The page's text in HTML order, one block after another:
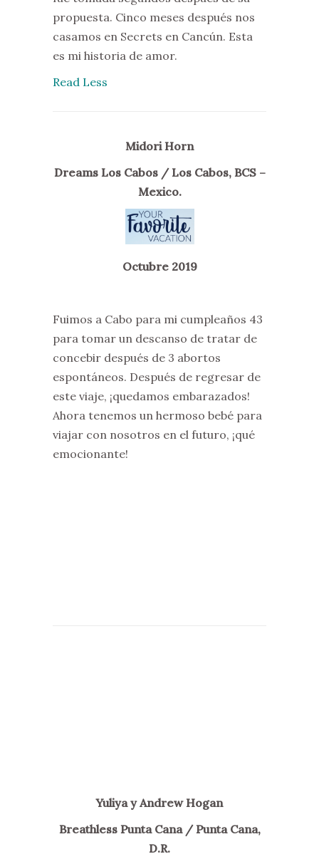
propuesta. Cinco meses después nos
casamos en Secrets en Cancún. Esta
es mi historia de amor.
Read Less
Midori Horn
Dreams Los Cabos / Los Cabos, BCS –
Mexico.
Octubre 2019
Fuimos a Cabo para mi cumpleaños 43
para tomar un descanso de tratar de
concebir después de 3 abortos
espontáneos. Después de regresar de
este viaje, ¡quedamos embarazados!
Ahora tenemos un hermoso bebé para
viajar con nosotros en el futuro, ¡qué
emocionante!
Yuliya y Andrew Hogan
Breathless Punta Cana / Punta Cana,
D.R.